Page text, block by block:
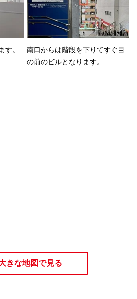
す。
南口からは階段を下りてすぐ目
の前のビルとなります。
きな地図で見る